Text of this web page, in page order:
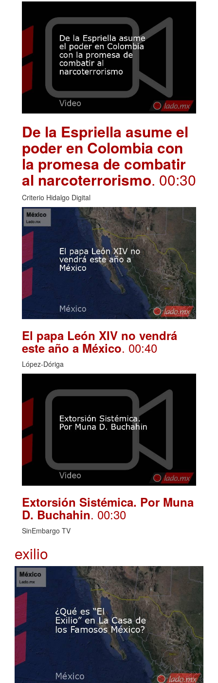
De la Espriella asume el
poder en Colombia con
la promesa de combatir
al narcoterrorismo. 00:30
Criterio Hidalgo Digital
El papa León XIV no vendrá
este año a México. 00:40
López-Dóriga
Extorsión Sistémica. Por Muna
D. Buchahin. 00:30
SinEmbargo TV
exilio